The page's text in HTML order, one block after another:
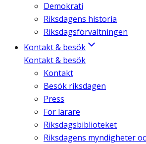
Demokrati
Riksdagens historia
Riksdagsförvaltningen
Kontakt & besök
Kontakt & besök
Kontakt
Besök riksdagen
Press
För lärare
Riksdagsbiblioteket
Riksdagens myndigheter